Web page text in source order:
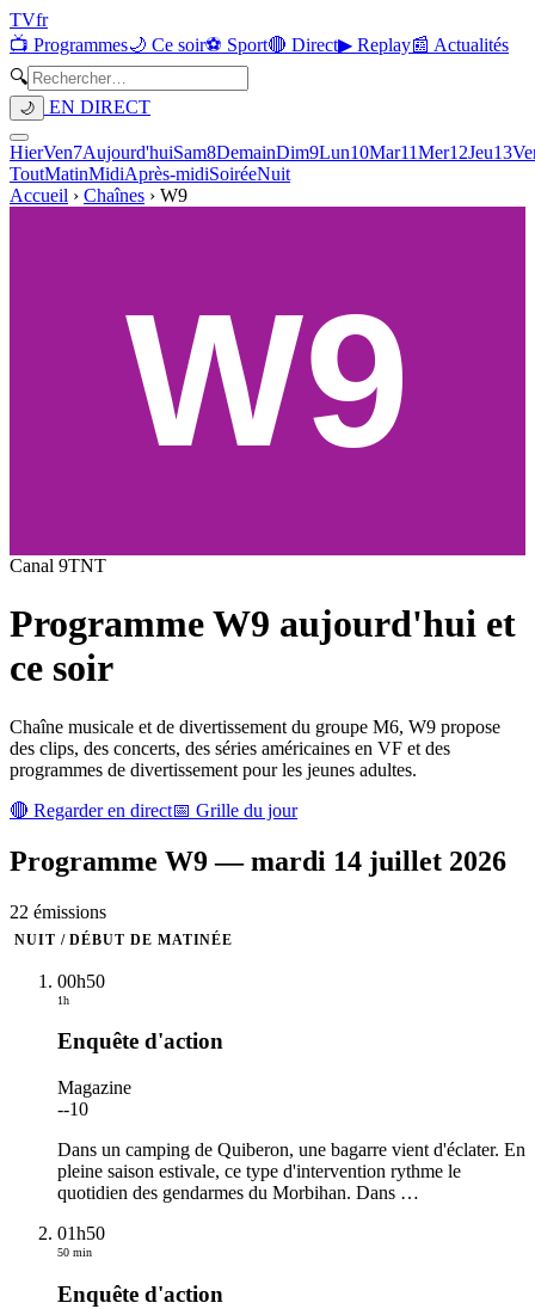
TVfr
📺 Programmes🌙 Ce soir⚽ Sport🔴 Direct▶ Replay📰 Actualités
🔍
🌙 EN DIRECT
HierVen7Aujourd'huiSam8DemainDim9Lun10Mar11Mer12Jeu13
ToutMatinMidiAprès-midiSoiréeNuit
Accueil › Chaînes › W9
Canal 9TNT
ProgrammeW9 aujourd'hui et
ce soir
Chaîne musicale et de divertissement du groupe M6, W9 propose
des clips, des concerts, des séries américaines en VF et des
programmes de divertissement pour les jeunes adultes.
🔴 Regarder en direct📅 Grille du jour
Programme W9—mardi 14 juillet 2026
22 émissions
NUIT / DÉBUT DE MATINÉE
00h50
1h
Enquête d'action
Magazine
--10
Dans un camping de Quiberon, une bagarre vient d'éclater. En
pleine saison estivale, ce type d'intervention rythme le
quotidien des gendarmes du Morbihan. Dans …
01h50
50 min
Enquête d'action